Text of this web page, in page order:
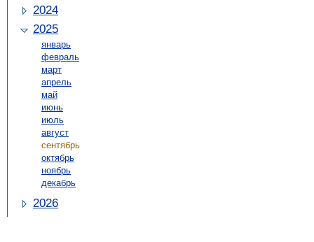
2024
2025
январь
февраль
март
апрель
май
июнь
июль
август
сентябрь
октябрь
ноябрь
декабрь
2026